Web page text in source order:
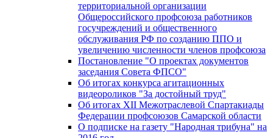
территориальной организации
Общероссийского профсоюза работников
госучреждений и общественного
обслуживания РФ по созданию ППО и
увеличению численности членов профсоюза
Постановление "О проектах документов
заседания Совета ФПСО"
Об итогах конкурса агитационных
видеороликов "За достойный труд"
Об итогах XII Межотраслевой Спартакиады
Федерации профсоюзов Самарской области
О подписке на газету "Народная трибуна" на